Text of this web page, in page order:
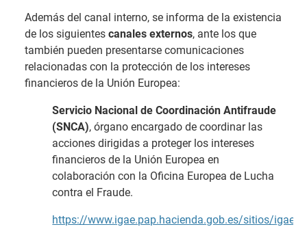
Además del canal interno, se informa de la existencia
de los siguientescanales externos, ante los que
también pueden presentarse comunicaciones
relacionadas con la protección de los intereses
financieros de la Unión Europea:
Servicio Nacional de Coordinación Antifraude
(SNCA), órgano encargado de coordinar las
acciones dirigidas a proteger los intereses
financieros de la Unión Europea en
colaboración con la Oficina Europea de Lucha
contra el Fraude.
https://www.igae.pap.hacienda.gob.es/sitios/igae/